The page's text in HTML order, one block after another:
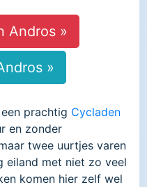
Andros »
»
prachtig Cycladen
en zonder
twee uurtjes varen
eiland met niet zo veel
komen hier zelf wel